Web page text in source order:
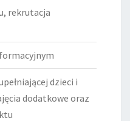
rekrutacja
dzieci i
dodatkowe oraz